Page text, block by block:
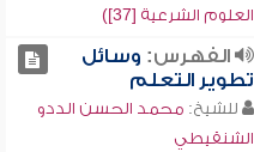
العلوم الشرعية [37])
الفهرس: وسائل
تطوير التعلم
للشيخ: محمد الحسن الددو
الشنقيطي